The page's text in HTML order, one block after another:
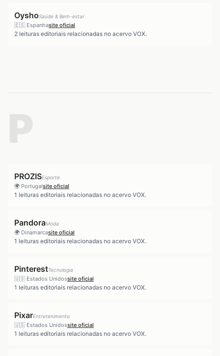
OyshoSaúde & Bem-estar
🇪🇸 Espanhasite oficial
2 leituras editoriais relacionadas no acervo VOX.
PROZISEsporte
🌍 Portugalsite oficial
1 leituras editoriais relacionadas no acervo VOX.
PandoraModa
🌍 Dinamarcasite oficial
1 leituras editoriais relacionadas no acervo VOX.
PinterestTecnologia
🇺🇸 Estados Unidossite oficial
1 leituras editoriais relacionadas no acervo VOX.
PixarEntretenimento
🇺🇸 Estados Unidossite oficial
1 leituras editoriais relacionadas no acervo VOX.